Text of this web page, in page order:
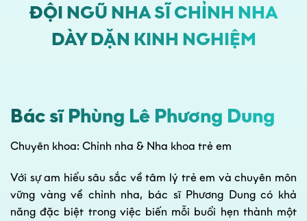
ĐỘI NGŨ NHA SĨ CHỈNH NHA
DÀY DẶN KINH NGHIỆM
Bác sĩ Phùng Lê Phương Dung
Chuyên khoa: Chỉnh nha & Nha khoa trẻ em
Với sự am hiểu sâu sắc về tâm lý trẻ em và chuyên môn
vững vàng về chỉnh nha, bác sĩ Phương Dung có khả
năng đặc biệt trong việc biến mỗi buổi hẹn thành một